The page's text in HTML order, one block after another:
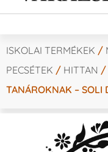
ISKOLAI TERMÉKEK /
PECSÉTEK / HITTAN /
TANÁROKNAK – SOLI